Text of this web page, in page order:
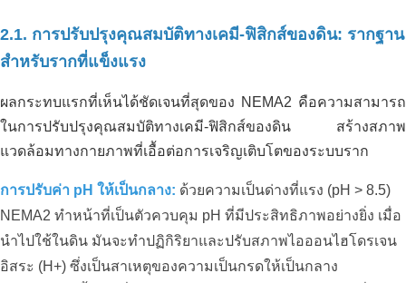
2.1. การปรับปรุงคุณสมบัติทางเคมี-ฟิสิกส์ของดิน: รากฐาน
สำหรับรากที่แข็งแรง
ผลกระทบแรกที่เห็นได้ชัดเจนที่สุดของ NEMA2 คือความสามารถ
ในการปรับปรุงคุณสมบัติทางเคมี-ฟิสิกส์ของดิน สร้างสภาพ
แวดล้อมทางกายภาพที่เอื้อต่อการเจริญเติบโตของระบบราก
การปรับค่า pH ให้เป็นกลาง: ด้วยความเป็นด่างที่แรง (pH > 8.5)
NEMA2 ทำหน้าที่เป็นตัวควบคุม pH ที่มีประสิทธิภาพอย่างยิ่ง เมื่อ
นำไปใช้ในดิน มันจะทำปฏิกิริยาและปรับสภาพไอออนไฮโดรเจน
อิสระ (H+) ซึ่งเป็นสาเหตุของความเป็นกรดให้เป็นกลาง